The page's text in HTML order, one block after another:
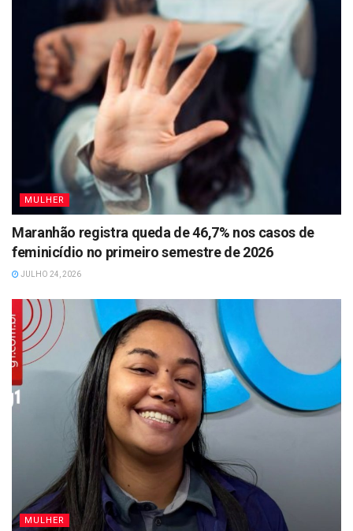
MULHER
Maranhão registra queda de 46,7% nos casos de
feminicídio no primeiro semestre de 2026
JULHO 24, 2026
MULHER